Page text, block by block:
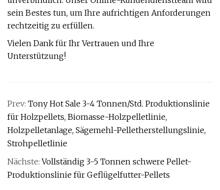
sein Bestes tun, um Ihre aufrichtigen Anforderungen
rechtzeitig zu erfüllen.
Vielen Dank für Ihr Vertrauen und Ihre
Unterstützung!
Prev: Tony Hot Sale 3-4 Tonnen/Std. Produktionslinie
für Holzpellets, Biomasse-Holzpelletlinie,
Holzpelletanlage, Sägemehl-Pelletherstellungslinie,
Strohpelletlinie
Nächste:Vollständig 3-5 Tonnen schwere Pellet-
Produktionslinie für Geflügelfutter-Pellets